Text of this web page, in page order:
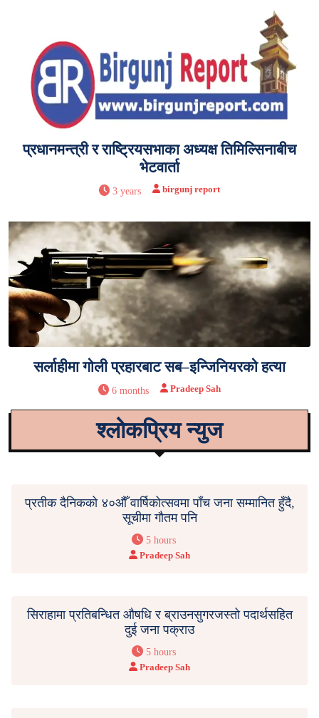
प्रधानमन्त्री र राष्ट्रियसभाका अध्यक्ष तिमिल्सिनाबीच
भेटवार्ता
3 years birgunj report
सर्लाहीमा गोली प्रहारबाट सब–इन्जिनियरको हत्या
6 months Pradeep Sah
श्लोकप्रिय न्युज
प्रतीक दैनिकको ४०औँ वार्षिकोत्सवमा पाँच जना सम्मानित हुँदै,
सूचीमा गौतम पनि
5 hours
Pradeep Sah
सिराहामा प्रतिबन्धित औषधि र ब्राउनसुगरजस्तो पदार्थसहित
दुई जना पक्राउ
5 hours
Pradeep Sah